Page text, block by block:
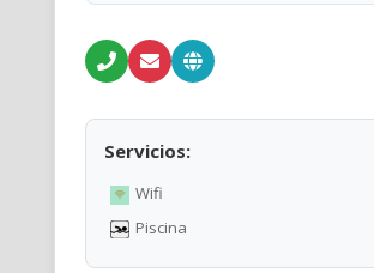
Servicios:
Wifi
Piscina